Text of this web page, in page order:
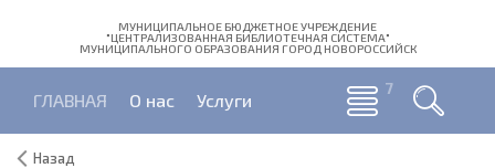
МУНИЦИПАЛЬНОЕ БЮДЖЕТНОЕ УЧРЕЖДЕНИЕ
"ЦЕНТРАЛИЗОВАННАЯ БИБЛИОТЕЧНАЯ СИСТЕМА"
МУНИЦИПАЛЬНОГО ОБРАЗОВАНИЯ ГОРОД НОВОРОССИЙСК
ГЛАВНАЯ О нас Услуги
Назад